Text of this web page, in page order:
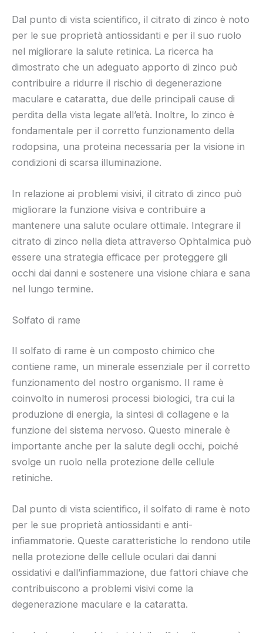
Dal punto di vista scientifico, il citrato di zinco è noto
per le sue proprietà antiossidanti e per il suo ruolo
nel migliorare la salute retinica. La ricerca ha
dimostrato che un adeguato apporto di zinco può
contribuire a ridurre il rischio di degenerazione
maculare e cataratta, due delle principali cause di
perdita della vista legate all’età. Inoltre, lo zinco è
fondamentale per il corretto funzionamento della
rodopsina, una proteina necessaria per la visione in
condizioni di scarsa illuminazione.
In relazione ai problemi visivi, il citrato di zinco può
migliorare la funzione visiva e contribuire a
mantenere una salute oculare ottimale. Integrare il
citrato di zinco nella dieta attraverso Ophtalmica può
essere una strategia efficace per proteggere gli
occhi dai danni e sostenere una visione chiara e sana
nel lungo termine.
Solfato di rame
Il solfato di rame è un composto chimico che
contiene rame, un minerale essenziale per il corretto
funzionamento del nostro organismo. Il rame è
coinvolto in numerosi processi biologici, tra cui la
produzione di energia, la sintesi di collagene e la
funzione del sistema nervoso. Questo minerale è
importante anche per la salute degli occhi, poiché
svolge un ruolo nella protezione delle cellule
retiniche.
Dal punto di vista scientifico, il solfato di rame è noto
per le sue proprietà antiossidanti e anti-
infiammatorie. Queste caratteristiche lo rendono utile
nella protezione delle cellule oculari dai danni
ossidativi e dall’infiammazione, due fattori chiave che
contribuiscono a problemi visivi come la
degenerazione maculare e la cataratta.